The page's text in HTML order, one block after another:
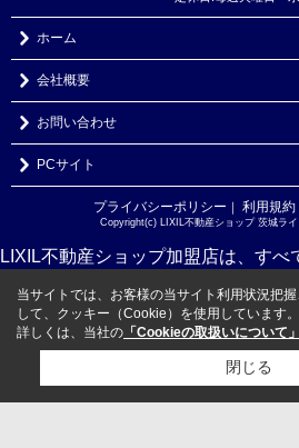
ホーム
会社概要
お問い合わせ
PCサイト
プライバシーポリシー ｜ 利用規約
Copyright(c) LIXIL不動産ショップ 茨城ラ
LIXIL不動産ショップ加盟店は、すべ
当サイトでは、お客様の当サイト利用状況把
して、クッキー（Cookie）を使用しています。
詳しくは、当社の 「Cookieの取扱いについて」
閉じる